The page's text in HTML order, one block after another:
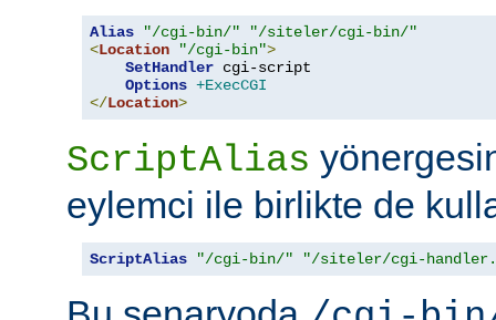
Alias "/cgi-bin/"
"/siteler/cgi-bin/"
<Location "/cgi-bin">
SetHandler cgi-script
Options +ExecCGI
</Location>
ScriptAlias
eylemci ile birlikte de
ScriptAlias "/cgi-bin/" "/siteler/cgi-